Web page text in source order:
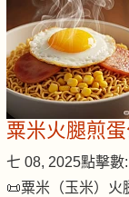
粟米火腿煎
七 08, 2025點擊數
📜粟米（玉米）火